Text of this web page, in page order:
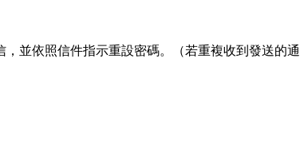
並依照信件指示重設密碼。（若重複收到發送